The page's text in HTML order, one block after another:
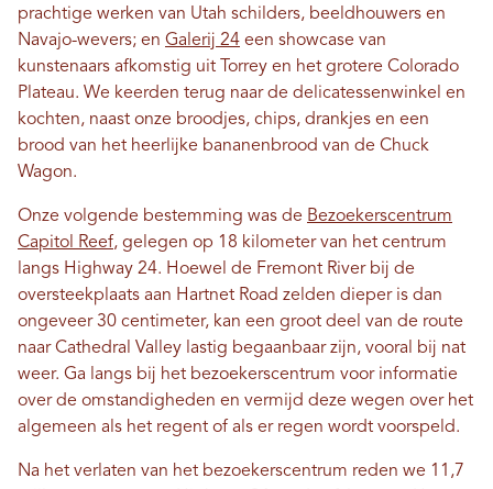
prachtige werken van Utah schilders, beeldhouwers en
Navajo-wevers; en Galerij 24 een showcase van
kunstenaars afkomstig uit Torrey en het grotere Colorado
Plateau. We keerden terug naar de delicatessenwinkel en
kochten, naast onze broodjes, chips, drankjes en een
brood van het heerlijke bananenbrood van de Chuck
Wagon.
Onze volgende bestemming was de Bezoekerscentrum
Capitol Reef, gelegen op 18 kilometer van het centrum
langs Highway 24. Hoewel de Fremont River bij de
oversteekplaats aan Hartnet Road zelden dieper is dan
ongeveer 30 centimeter, kan een groot deel van de route
naar Cathedral Valley lastig begaanbaar zijn, vooral bij nat
weer. Ga langs bij het bezoekerscentrum voor informatie
over de omstandigheden en vermijd deze wegen over het
algemeen als het regent of als er regen wordt voorspeld.
Na het verlaten van het bezoekerscentrum reden we 11,7